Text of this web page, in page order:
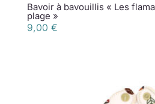
Bavoir à bavouillis « Les
plage »
9,00 €